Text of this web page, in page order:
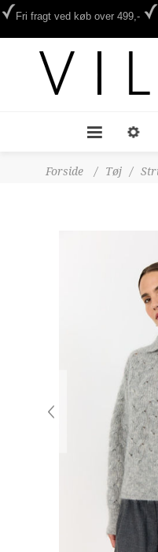
Fri fragt ved køb over 499,-
Forside / Tøj /